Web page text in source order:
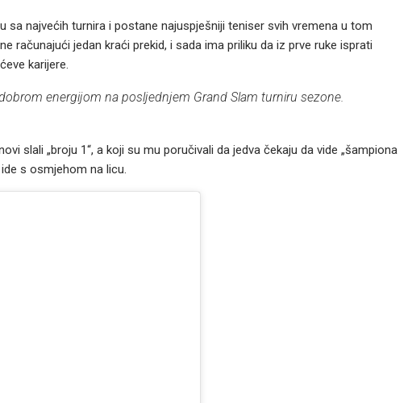
sa najvećih turnira i postane najuspješniji teniser svih vremena u tom
računajući jedan kraći prekid, i sada ima priliku da iz prve ruke isprati
karijere.
energijom na posljednjem Grand Slam turniru sezone.
slali „broju 1“, a koji su mu poručivali da jedva čekaju da vide „šampiona
s osmjehom na licu.